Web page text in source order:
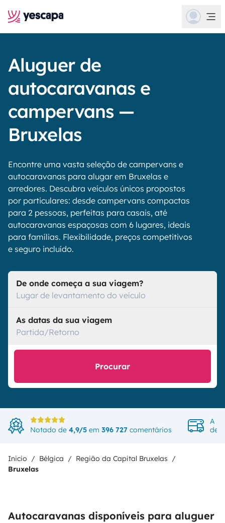
Aluguer de
autocaravanas e
campervans —
Bruxelas
Encontre uma vasta seleção de campervans e
autocaravanas para alugar em Bruxelas e
arredores. Descubra veículos únicos propostos
por particulares: desde campervans compactas
para 2 pessoas, perfeitas para casais, até
autocaravanas espaçosas com 6 lugares, ideais
para famílias. Flexibilidade, preços competitivos
e seguro incluído.
De onde começa a sua viagem?
Lugar de levantamento do veículo
As datas da sua viagem
Partida/Retorno
Procurar
Notado de 4,9/5 em 396 727 comentários
A
de
Inicio Bélgica
Região da Capital Bruxelas
Bruxelas
Autocaravanas disponíveis para aluguer